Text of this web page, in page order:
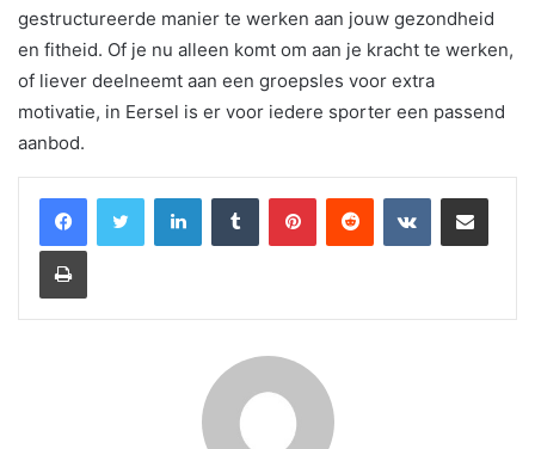
gestructureerde manier te werken aan jouw gezondheid
en fitheid. Of je nu alleen komt om aan je kracht te werken,
of liever deelneemt aan een groepsles voor extra
motivatie, in Eersel is er voor iedere sporter een passend
aanbod.
LinkedInTumblr PinterestReddit VKontakteShare via Email
Print